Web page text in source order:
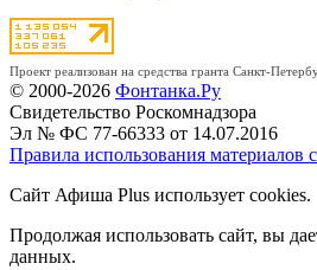
Проект реализован на средства гранта Санкт-
© 2000-2026 Фонтанка.Ру
Свидетельство Роскомнадзора
Эл № ФС 77-66333 от 14.07.2016
Правила использования материалов
Сайт Афиша Plus использует cookies.
Продолжая использовать сайт, вы
данных.